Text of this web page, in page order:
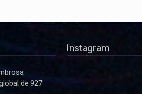
de 927
Instagram